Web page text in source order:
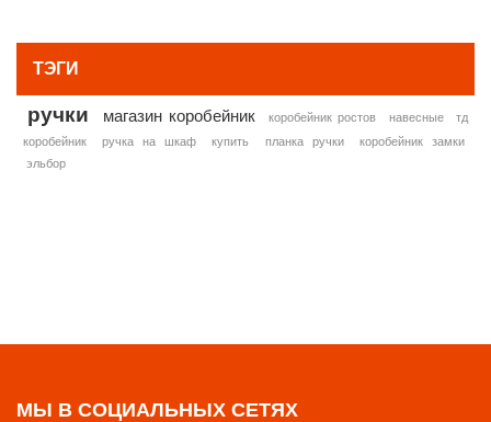
ТЭГИ
ручки магазин коробейник коробейник ростов навесные
тд
коробейник
ручка на шкаф купить планка ручки
коробейник замки
эльбор
МЫ В СОЦИАЛЬНЫХ СЕТЯХ